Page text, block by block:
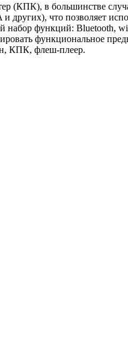
(КПК), в большинстве
что позволяет
набор функций: Bluetooth,
функциональное
КПК, флеш-плеер.